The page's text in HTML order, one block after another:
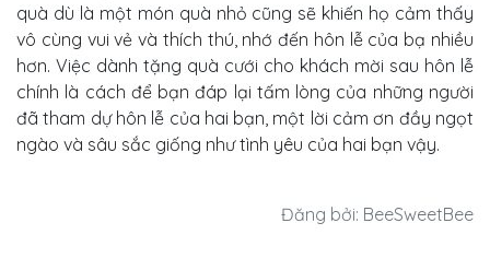
quà dù là một món quà nhỏ cũng sẽ khiến họ cảm thấy
vô cùng vui vẻ và thích thú, nhớ đến hôn lễ của bạ nhiều
hơn. Việc dành tặng quà cưới cho khách mời sau hôn lễ
chính là cách để bạn đáp lại tấm lòng của những người
đã tham dự hôn lễ của hai bạn, một lời cảm ơn đầy ngọt
ngào và sâu sắc giống như tình yêu của hai bạn vậy.
Đăng bởi: BeeSweetBee